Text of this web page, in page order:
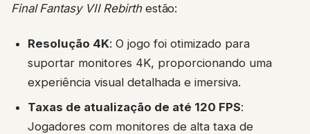
Final Fantasy VII Rebirthestão:
Resolução 4K: O jogo foi otimizado para
suportar monitores 4K, proporcionando uma
experiência visual detalhada e imersiva.
Taxas de atualização de até 120 FPS:
Jogadores com monitores de alta taxa de